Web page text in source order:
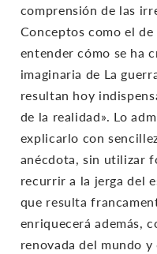
comprensión de las
Conceptos como el
entender cómo se ha
imaginaria de La
resultan hoy
de la realidad». Lo
explicarlo con
anécdota, sin utilizar
recurrir a la jerga del
que resulta
enriquecerá además,
renovada del mundo y